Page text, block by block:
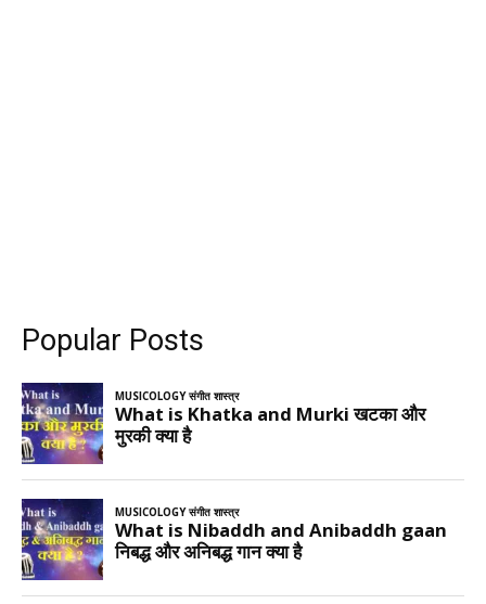
Popular Posts